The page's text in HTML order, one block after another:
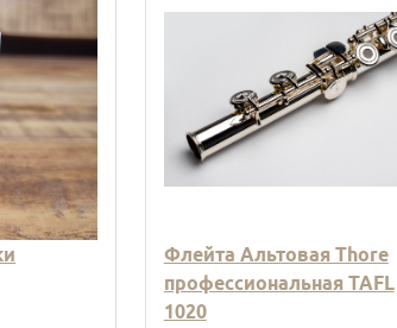
Флейта Альтовая Thore
профессиональная TAFL
1020